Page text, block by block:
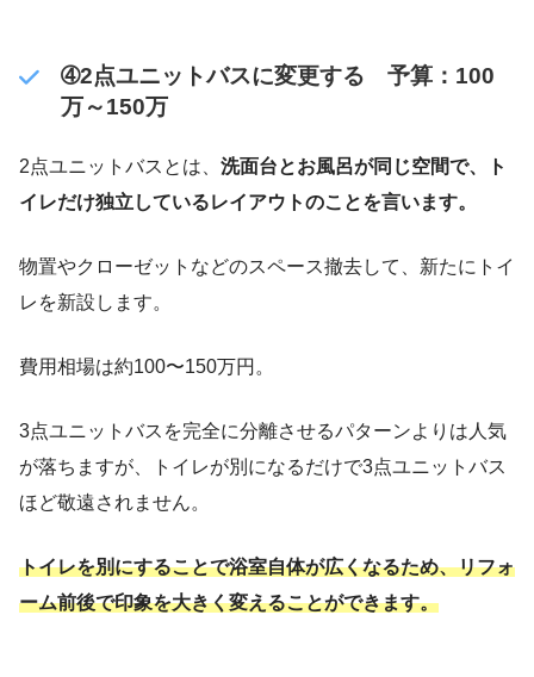
➃2点ユニットバスに変更する 予算：100
万～150万
2点ユニットバスとは、 洗面台とお風呂が同じ空間で、ト
イレだけ独立しているレイアウトのことを言います。
物置やクローゼットなどのスペース撤去して、新たにトイ
レを新設します。
費用相場は約100〜150万円。
3点ユニットバスを完全に分離させるパターンよりは人気
が落ちますが、トイレが別になるだけで3点ユニットバス
ほど敬遠されません。
トイレを別にすることで浴室自体が広くなるため、リフォ
ーム前後で印象を大きく変えることができます。